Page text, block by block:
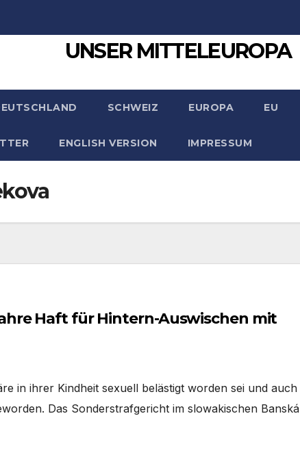
UNSER MITTELEUROPA
SCHWEIZ EUROPA EU
ENGLISH VERSION IMPRESSUM
Haft für Hintern-Auswischen mit
in ihrer Kindheit sexuell belästigt worden sei und auch
Das Sonderstrafgericht im slowakischen Banská